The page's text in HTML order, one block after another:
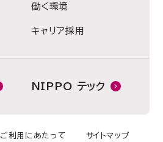
働く環境
キャリア採用
NIPPO テック
ご利用にあたって サイトマップ